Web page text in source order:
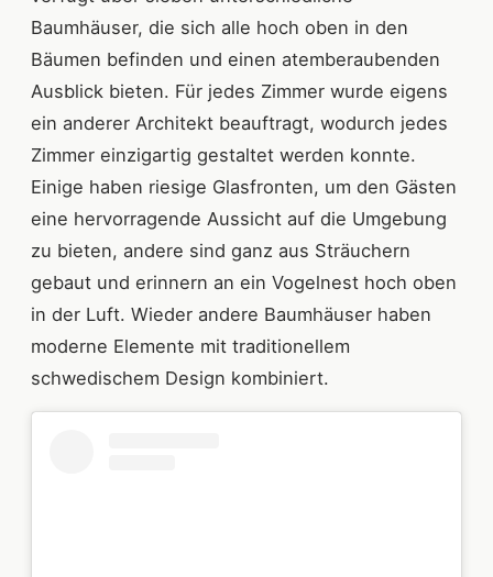
Baumhäuser, die sich alle hoch oben in den
Bäumen befinden und einen atemberaubenden
Ausblick bieten. Für jedes Zimmer wurde eigens
ein anderer Architekt beauftragt, wodurch jedes
Zimmer einzigartig gestaltet werden konnte.
Einige haben riesige Glasfronten, um den Gästen
eine hervorragende Aussicht auf die Umgebung
zu bieten, andere sind ganz aus Sträuchern
gebaut und erinnern an ein Vogelnest hoch oben
in der Luft. Wieder andere Baumhäuser haben
moderne Elemente mit traditionellem
schwedischem Design kombiniert.